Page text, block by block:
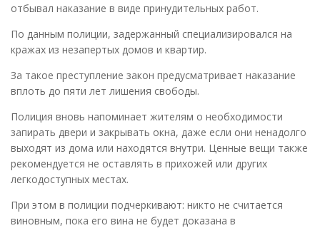
отбывал наказание в виде принудительных работ.
По данным полиции, задержанный специализировался на
кражах из незапертых домов и квартир.
За такое преступление закон предусматривает наказание
вплоть до пяти лет лишения свободы.
Полиция вновь напоминает жителям о необходимости
запирать двери и закрывать окна, даже если они ненадолго
выходят из дома или находятся внутри. Ценные вещи также
рекомендуется не оставлять в прихожей или других
легкодоступных местах.
При этом в полиции подчеркивают: никто не считается
виновным, пока его вина не будет доказана в